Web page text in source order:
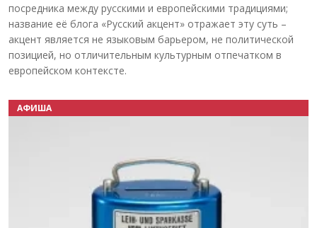
посредника между русскими и европейскими традициями;
название её блога «Русский акцент» отражает эту суть –
акцент является не языковым барьером, не политической
позицией, но отличительным культурным отпечатком в
европейском контексте.
АФИША